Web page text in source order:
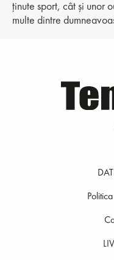
ținute sport, cât și unor
multe dintre